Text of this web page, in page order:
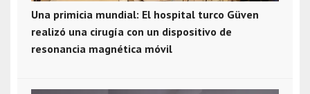
Una primicia mundial: El hospital turco Güven
realizó una cirugía con un dispositivo de
resonancia magnética móvil